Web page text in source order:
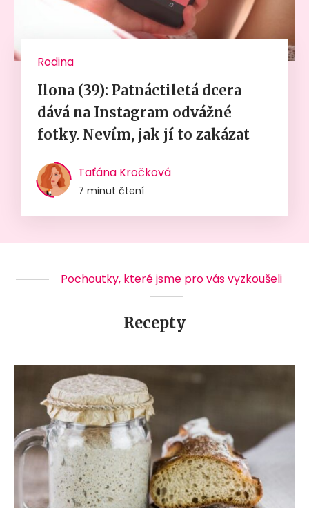
Rodina
Ilona (39): Patnáctiletá dcera
dává na Instagram odvážné
fotky. Nevím, jak jí to zakázat
Taťána Kročková
7 minut čtení
Pochoutky, které jsme pro vás vyzkoušeli
Recepty